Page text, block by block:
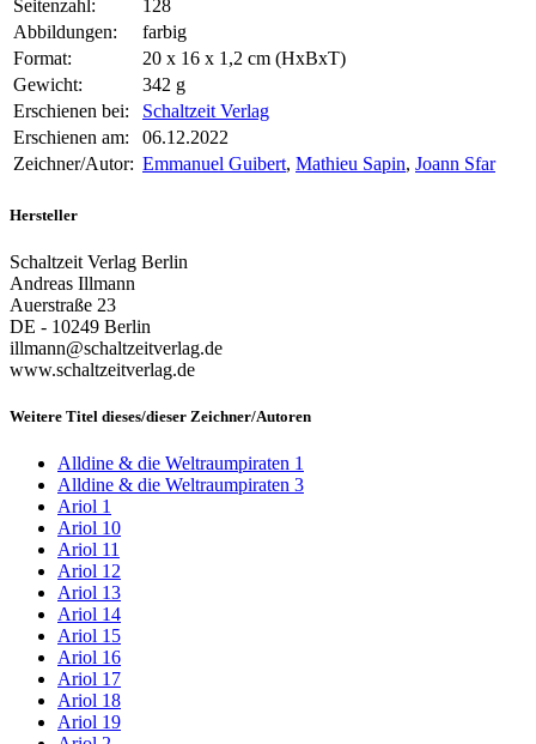
Seitenzahl:
128
Abbildungen:
farbig
Format:
20 x 16 x 1,2 cm (HxBxT)
Gewicht:
342 g
Erschienen bei:
Schaltzeit Verlag
Erschienen am:
06.12.2022
Zeichner/Autor: Emmanuel Guibert, Mathieu Sapin, Joann Sfar
Hersteller
Schaltzeit Verlag Berlin
Andreas Illmann
Auerstraße 23
DE - 10249 Berlin
illmann@schaltzeitverlag.de
www.schaltzeitverlag.de
Weitere Titel dieses/dieser Zeichner/Autoren
Alldine & die Weltraumpiraten 1
Alldine & die Weltraumpiraten 3
Ariol 1
Ariol 10
Ariol 11
Ariol 12
Ariol 13
Ariol 14
Ariol 15
Ariol 16
Ariol 17
Ariol 18
Ariol 19